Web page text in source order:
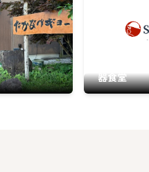
器食堂